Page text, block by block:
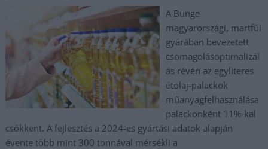
A Bunge
magyarországi, martfűi
gyárában bevezetett
csomagolásoptimalizál
ás révén az egyliteres
étolaj-palackok
műanyagfelhasználása
palackonként 11%-kal
csökkent. A fejlesztés a 2024-es gyártási adatok alapján
évente több mint 300 tonnával mérsékli a